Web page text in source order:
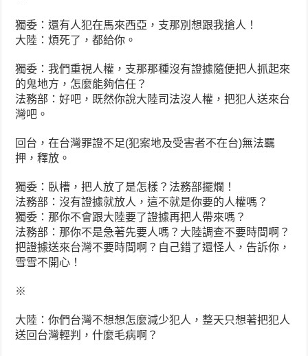
獨委：還有人犯在馬來西亞，支那別想跟我搶人！
大陸：煩死了，都給你。
獨委：我們重視人權，支那那種沒有證據隨便把人抓起來
的鬼地方，怎麼能夠信任？
法務部：好吧，既然你說大陸司法沒人權，把犯人送來台
灣吧。
回台，在台灣罪證不足(犯案地及受害者不在台)無法羈
押，釋放。
獨委：臥槽，把人放了是怎樣？法務部擺爛！
法務部：沒有證據就放人，這不就是你要的人權嗎？
獨委：那你不會跟大陸要了證據再把人帶來嗎？
法務部：那你不是急著先要人嗎？大陸調查不要時間啊？
把證據送來台灣不要時間啊？自己錯了還怪人，告訴你，
雪雪不開心！
※
大陸：你們台灣不想想怎麼減少犯人，整天只想著把犯人
送回台灣輕判，什麼毛病啊？